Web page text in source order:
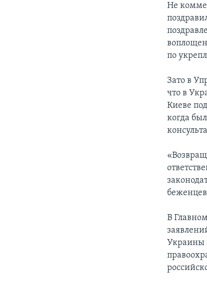
Не
по
Зато в
что в
Киеве
когда
В
Украины